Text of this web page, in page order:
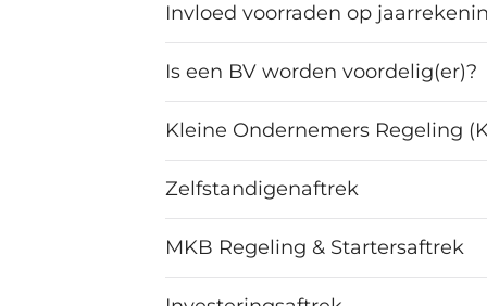
Invloed voorraden op
Is een BV worden voordelig(er)?
Kleine Ondernemers Regeling
Zelfstandigenaftrek
MKB Regeling & Startersaftrek